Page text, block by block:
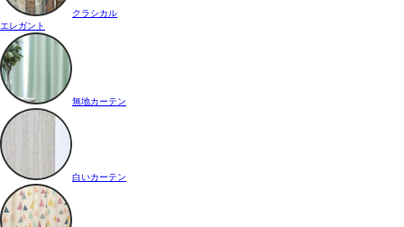
クラシカル
エレガント
無地カーテン
白いカーテン